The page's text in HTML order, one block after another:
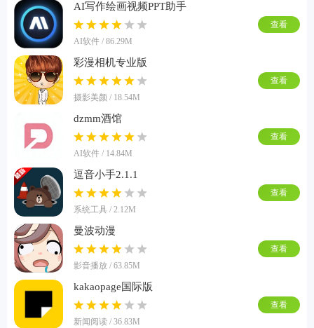
AI写作绘画视频PPT助手
AI软件 / 86.29M
查看
彩漫相机专业版
摄影美颜 / 18.54M
查看
dzmm酒馆
AI软件 / 14.84M
查看
逗音小手2.1.1
系统工具 / 2.12M
查看
曼波动漫
影音播放 / 63.85M
查看
kakaopage国际版
新闻阅读 / 36.83M
查看